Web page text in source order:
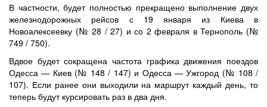
В частности, будет полностью прекращено выполнение двух
железнодорожных рейсов с 19 января из Киева в
Новоалексеевку (№ 28 / 27) и со 2 февраля в Тернополь (№
749 / 750).
Вдвое будет сокращена частота графика движения поездов
Одесса — Киев (№ 148 / 147) и Одесса — Ужгород (№ 108 /
107). Если ранее они выходили на маршрут каждый день, то
теперь будут курсировать раз в два дня.